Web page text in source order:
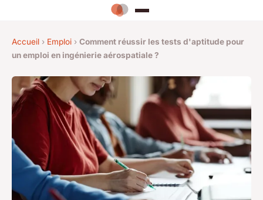
Accueil › Emploi › Comment réussir les tests d'aptitude pour
un emploi en ingénierie aérospatiale ?